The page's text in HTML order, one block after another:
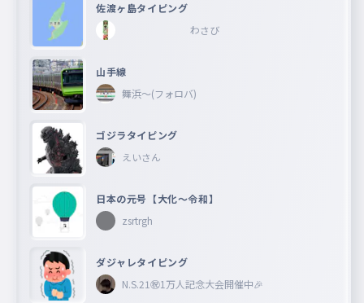
佐渡ヶ島タイピング
わさび
山手線
舞浜〜(フォロバ)
ゴジラタイピング
えいさん
日本の元号【大化〜令和】
zsrtrgh
ダジャレタイピング
N.S.21㊗︎1万人記念大会開催中🎉